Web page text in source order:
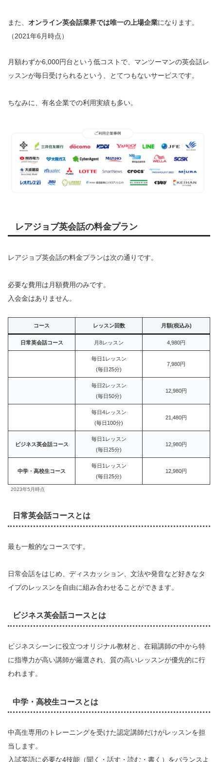
また、 オンライン英会話業界では唯一の上場企業になります。
（2021年6月時点）
月額わずか6,000円台という低コストで、マンツーマンの英会話レ
ッスンが毎日受けられるという、とてつもないサービスです。
ちなみに、有名企業での利用実績も多い。
レアジョブ英会話の料金プラン
レアジョブ英会話の料金プランは次の通りです。
必要な費用は月額費用のみです。
入会金はありません。
コース レッスン回数 月額(税込み)
日常英会話コース 月8レッスン 4,980円
毎日1レッスン
(毎日25分)
7,980円
毎日2レッスン
(毎日50分)
12,980円
毎日4レッスン
(毎日100分)
21,480円
ビジネス英会話コース
毎日1レッスン
(毎日25分)
12,980円
中学・高校生コース
毎日1レッスン
(毎日25分)
12,980円
2023年5月時点
日常英会話コースとは
最も一般的なコースです。
日常会話をはじめ、ディスカッション、文法や発音など好きなタ
イプのレッスンを自由に組み合わせることができます。
ビジネス英会話コースとは
ビジネスシーンに役立つオリジナル教材と、在籍講師の中から特
に指導力が高い講師が厳選され、質の高いレッスンが優先的に行
われます。
中学・高校生コースとは
中高生専用のトレーニングを受けた認定講師だけがレッスンを担
当します。
入試英語に必要な4技能（聞く・話す・読む・書く）をバランスよ